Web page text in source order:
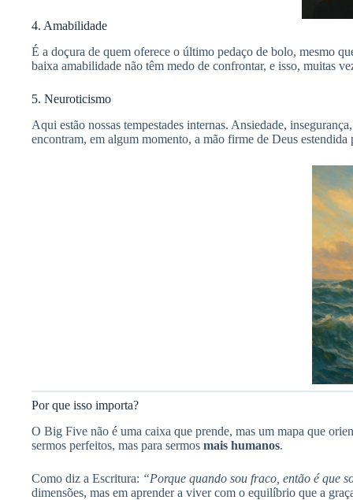
4. Amabilidade
É a doçura de quem oferece o último pedaço de bolo, mesmo
baixa amabilidade não têm medo de confrontar, e isso, muitas
5. Neuroticismo
Aqui estão nossas tempestades internas. Ansiedade,
encontram, em algum momento, a mão firme de Deus estendida
Por que isso importa?
O Big Five não é uma caixa que prende, mas um mapa que
sermos perfeitos, mas para sermos mais humanos.
Como diz a Escritura: “Porque quando sou fraco, então é que
dimensões, mas em aprender a viver com o equilíbrio que a